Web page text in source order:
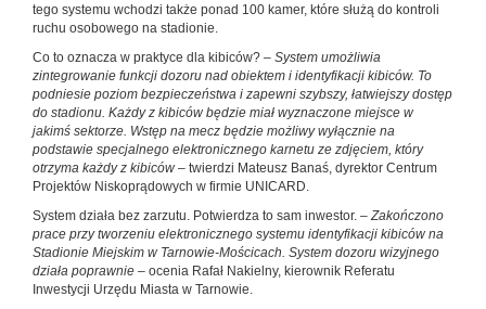
tego systemu wchodzi także ponad 100 kamer, które służą do kontroli
ruchu osobowego na stadionie.
Co to oznacza w praktyce dla kibiców? – System umożliwia
zintegrowanie funkcji dozoru nad obiektem i identyfikacji kibiców. To
podniesie poziom bezpieczeństwa i zapewni szybszy, łatwiejszy dostęp
do stadionu. Każdy z kibiców będzie miał wyznaczone miejsce w
jakimś sektorze. Wstęp na mecz będzie możliwy wyłącznie na
podstawie specjalnego elektronicznego karnetu ze zdjęciem, który
otrzyma każdy z kibiców – twierdzi Mateusz Banaś, dyrektor Centrum
Projektów Niskoprądowych w firmie UNICARD.
System działa bez zarzutu. Potwierdza to sam inwestor. – Zakończono
prace przy tworzeniu elektronicznego systemu identyfikacji kibiców na
Stadionie Miejskim w Tarnowie-Mościcach. System dozoru wizyjnego
działa poprawnie – ocenia Rafał Nakielny, kierownik Referatu
Inwestycji Urzędu Miasta w Tarnowie.